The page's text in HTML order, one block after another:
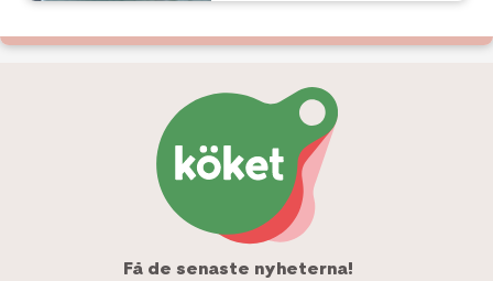
Få de senaste nyheterna!